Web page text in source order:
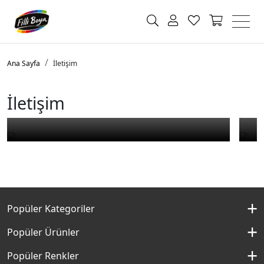
Ana Sayfa İletişim
İletişim
Popüler Kategoriler
İç Cephe Boyaları
Popüler Ürünler
Momento Silan
Popüler Renkler